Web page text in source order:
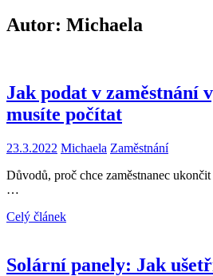
Autor: Michaela
Jak podat v zaměstnání
musíte počítat
23.3.2022 Michaela Zaměstnání
Důvodů, proč chce zaměstnanec
…
Celý článek
Solární panely: Jak